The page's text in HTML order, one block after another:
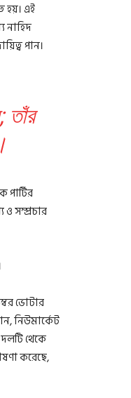
হয়। এই
নাহিদ
পান।
তাঁর
সম্প্রচার
ভোটার
নিউমার্কেট
থেকে
করেছে,